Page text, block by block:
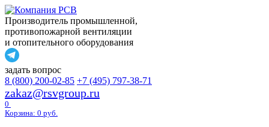
Производитель промышленной,
противопожарной вентиляции
и отопительного оборудования
задать вопрос
8 (800) 200-02-85 +7 (495) 797-38-71
zakaz@rsvgroup.ru
0
Корзина: 0 руб.